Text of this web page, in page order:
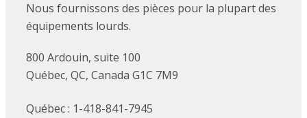
Nous fournissons des pièces pour la plupart des
équipements lourds.
800 Ardouin, suite 100
Québec, QC, Canada G1C 7M9
Québec : 1-418-841-7945